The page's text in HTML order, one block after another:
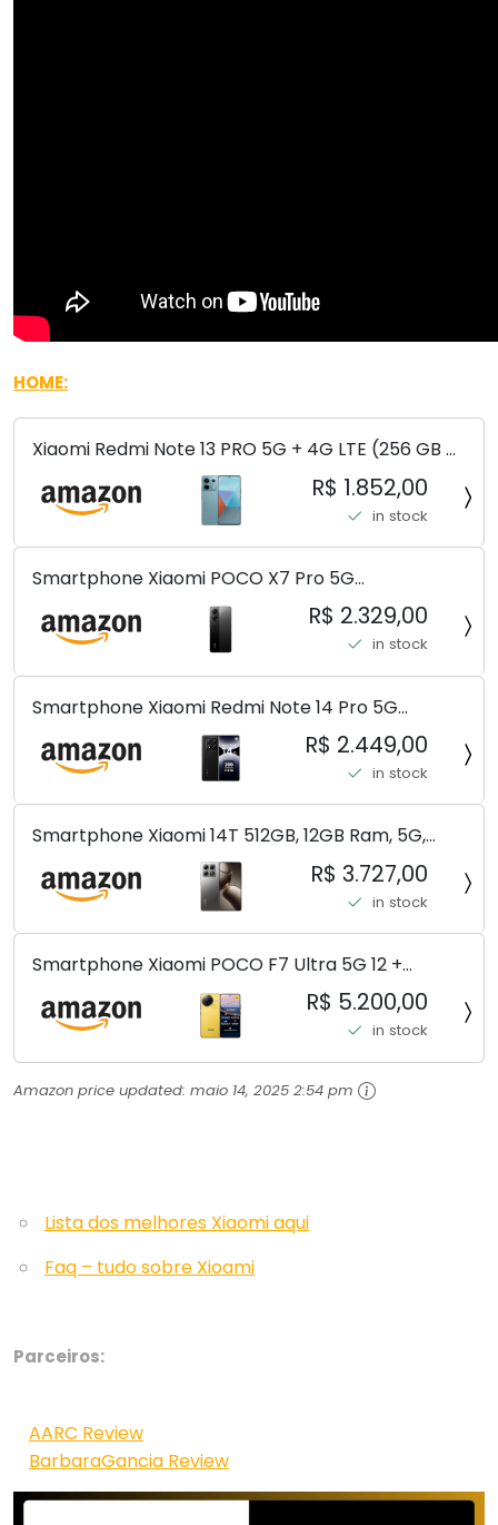
HOME:
Xiaomi Redmi Note 13 PRO 5G + 4G LTE (256 GB +
8 GB) 200 MP Triplo (Mobile Mint Tello e) +
(Pacote de carregador duplo de carro rápido)
(Ocean Teal (ROM))
R$ 1.852,00
in stock
Smartphone Xiaomi POCO X7 Pro 5G
8+256GB/12+256GB/12+512GB
R$ 2.329,00
in stock
Smartphone Xiaomi Redmi Note 14 Pro 5G
Midnight Black (Preto) 12GB RAM 512GB ROM NFC
[ 24090RA29G ]
R$ 2.449,00
in stock
Smartphone Xiaomi 14T 512GB, 12GB Ram, 5G,
Leica, Cinza - no Brasil
R$ 3.727,00
in stock
Smartphone Xiaomi POCO F7 Ultra 5G 12 +
256GB/16+512GB Processador Snapdragon 8 Elite
Top de Linha Chip VisionBoost D7 para Jogos
Pesados Tela Flow AMOLED 2K...
R$ 5.200,00
in stock
Amazon price updated: maio 14, 2025 2:54 pm
Lista dos melhores Xiaomi aqui
Faq – tudo sobre Xioami
Parceiros:
AARC Review
BarbaraGancia Review